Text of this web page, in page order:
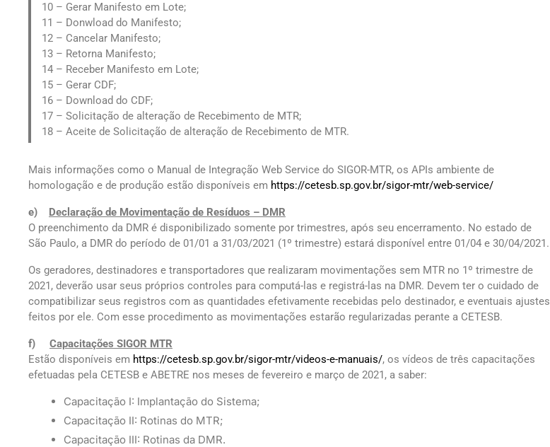
10 – Gerar Manifesto em Lote;
11 – Donwload do Manifesto;
12 – Cancelar Manifesto;
13 – Retorna Manifesto;
14 – Receber Manifesto em Lote;
15 – Gerar CDF;
16 – Download do CDF;
17 – Solicitação de alteração de Recebimento de MTR;
18 – Aceite de Solicitação de alteração de Recebimento de MTR.
Mais informações como o Manual de Integração Web Service do SIGOR-MTR, os APIs ambiente de
homologação e de produção estão disponíveis em https://cetesb.sp.gov.br/sigor-mtr/web-service/
e) Declaração de Movimentação de Resíduos – DMR
O preenchimento da DMR é disponibilizado somente por trimestres, após seu encerramento. No estado de
São Paulo, a DMR do período de 01/01 a 31/03/2021 (1º trimestre) estará disponível entre 01/04 e 30/04/2021.
Os geradores, destinadores e transportadores que realizaram movimentações sem MTR no 1º trimestre de
2021, deverão usar seus próprios controles para computá-las e registrá-las na DMR. Devem ter o cuidado de
compatibilizar seus registros com as quantidades efetivamente recebidas pelo destinador, e eventuais ajustes
feitos por ele. Com esse procedimento as movimentações estarão regularizadas perante a CETESB.
f) Capacitações SIGOR MTR
Estão disponíveis em https://cetesb.sp.gov.br/sigor-mtr/videos-e-manuais/, os vídeos de três capacitações
efetuadas pela CETESB e ABETRE nos meses de fevereiro e março de 2021, a saber:
Capacitação I: Implantação do Sistema;
Capacitação II: Rotinas do MTR;
Capacitação III: Rotinas da DMR.